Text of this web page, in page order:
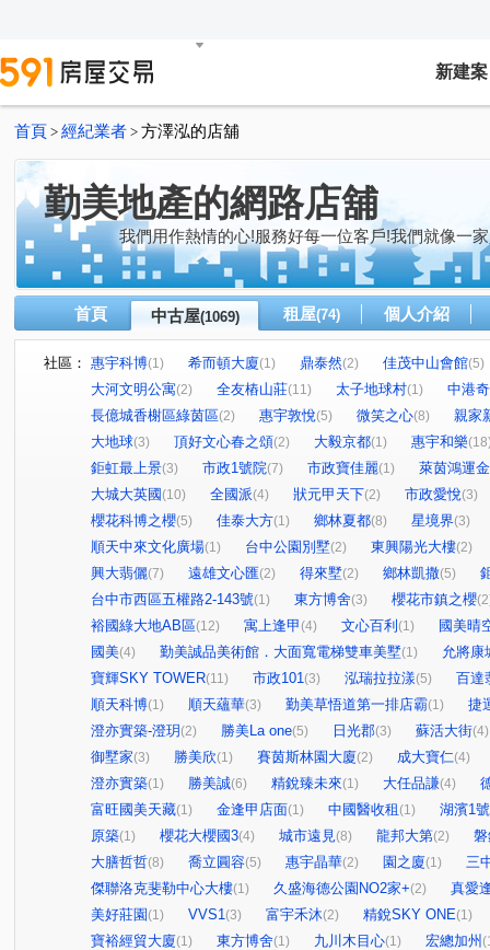
新建案
首頁 > 經紀業者 > 方澤泓的店舖
勤美地產的網路店舖
我們用作熱情的心!服務好每一位客戶!我們就像一
首頁 中古屋(1069) 租屋(74) 個人介紹
社區： 惠宇科博(1) 希而頓大廈(1) 鼎泰然(2) 佳茂中山會館(5)
大河文明公寓(2) 全友樁山莊(11) 太子地球村(1)
中港
長億城香榭區綠茵區(2) 惠宇敦悅(5) 微笑之心(8)
親家
大地球(3) 頂好文心春之頌(2) 大毅京都(1) 惠宇和樂
鉅虹最上景(3) 市政1號院(7) 市政寶佳麗(1)
萊茵鴻運金
大城大英國 (10) 全國派(4) 狀元甲天下(2) 市政愛悅(3)
櫻花科博之櫻(5) 佳泰大方(1) 鄉林夏都(8) 星境界(3)
順天中來文化廣場(1) 台中公園別墅(2) 東興陽光大樓(2)
興大翡儷(7) 遠雄文心匯(2) 得來墅(2) 鄉林凱撒(5)
台中市西區五權路2-143號(1) 東方博舍(3) 櫻花市鎮之櫻
裕國綠大地AB區(12) 寓上逢甲 (4) 文心百利 (1)
國美晴
國美(4) 勤美誠品美術館．大面寬電梯雙車美墅(1)
允將康
寶輝SKY TOWER(11) 市政101(3) 泓瑞拉拉漾(5)
百達
順天科博(1) 順天蘊華(3) 勤美草悟道第一排店霸(1)
捷
澄亦實築-澄玥 (2) 勝美La one(5) 日光郡(3) 蘇活大街(4)
御墅家(3) 勝美欣(1) 賽茵斯林園大廈(2) 成大寶仁(4)
澄亦實築(1) 勝美誠(6) 精銳臻未來(1) 大任品謙(4)
富旺國美天藏(1) 金逢甲店面(1) 中國醫收租 (1)
湖濱1
原築(1) 櫻花大櫻國3(4) 城市遠見(8) 龍邦大第(2)
大膳哲哲(8) 喬立圓容(5) 惠宇晶華(2) 園之廈(1)
三
傑聯洛克斐勒中心大樓(1) 久盛海德公園NO2家+(2)
真愛
美好莊園 (1) VVS1(3) 富宇禾沐(2) 精銳SKY ONE(1)
寶裕經貿大廈(1) 東方博舍(1) 九川木目心(1) 宏總加州